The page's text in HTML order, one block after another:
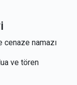
cenaze namazı
ve tören